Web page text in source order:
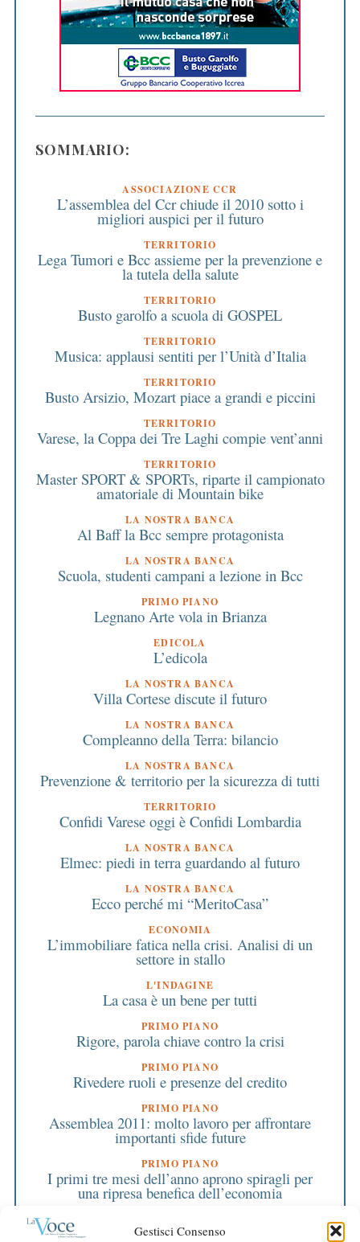
Gestisci Consenso
SOMMARIO:
ASSOCIAZIONE CCR
L’assemblea del Ccr chiude il 2010 sotto i
migliori auspici per il futuro
TERRITORIO
Lega Tumori e Bcc assieme per la prevenzione e
la tutela della salute
TERRITORIO
Busto garolfo a scuola di GOSPEL
TERRITORIO
Musica: applausi sentiti per l’Unità d’Italia
TERRITORIO
Busto Arsizio, Mozart piace a grandi e piccini
TERRITORIO
Varese, la Coppa dei Tre Laghi compie vent’anni
TERRITORIO
Master SPORT & SPORTs, riparte il campionato
amatoriale di Mountain bike
LA NOSTRA BANCA
Al Baff la Bcc sempre protagonista
LA NOSTRA BANCA
Scuola, studenti campani a lezione in Bcc
PRIMO PIANO
Legnano Arte vola in Brianza
EDICOLA
L’edicola
LA NOSTRA BANCA
Villa Cortese discute il futuro
LA NOSTRA BANCA
Compleanno della Terra: bilancio
LA NOSTRA BANCA
Prevenzione & territorio per la sicurezza di tutti
TERRITORIO
Confidi Varese oggi è Confidi Lombardia
LA NOSTRA BANCA
Elmec: piedi in terra guardando al futuro
LA NOSTRA BANCA
Ecco perché mi “MeritoCasa”
ECONOMIA
L’immobiliare fatica nella crisi. Analisi di un
settore in stallo
L'INDAGINE
La casa è un bene per tutti
PRIMO PIANO
Rigore, parola chiave contro la crisi
PRIMO PIANO
Rivedere ruoli e presenze del credito
PRIMO PIANO
Assemblea 2011: molto lavoro per affrontare
importanti sfide future
PRIMO PIANO
I primi tre mesi dell’anno aprono spiragli per
una ripresa benefica dell’economia
Bilancio, una questione di tempi